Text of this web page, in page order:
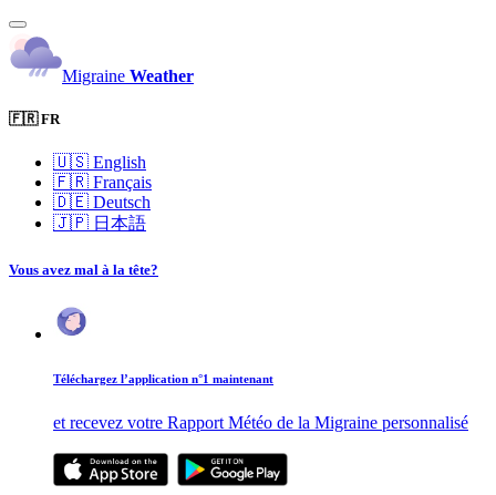
Migraine Weather
🇫🇷 FR
🇺🇸 English
🇫🇷 Français
🇩🇪 Deutsch
🇯🇵 日本語
Vous avez mal à la tête?
Téléchargez l’application n°1 maintenant
et recevez votre Rapport Météo de la Migraine personnalisé